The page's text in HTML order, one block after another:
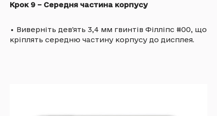
Крок 9 – Середня частина корпусу
• Виверніть дев'ять 3,4 мм гвинтів Філліпс #00, що
кріплять середню частину корпусу до дисплея.